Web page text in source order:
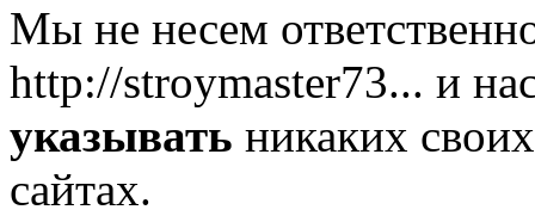
Мы не несем
http://stroymaster73... и
указывать никаких
сайтах.